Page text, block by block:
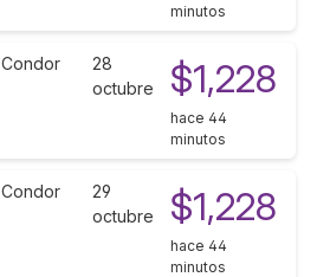
minutos
Condor
28
octubre
$1,228
hace 44
minutos
Condor
29
octubre
$1,228
hace 44
minutos